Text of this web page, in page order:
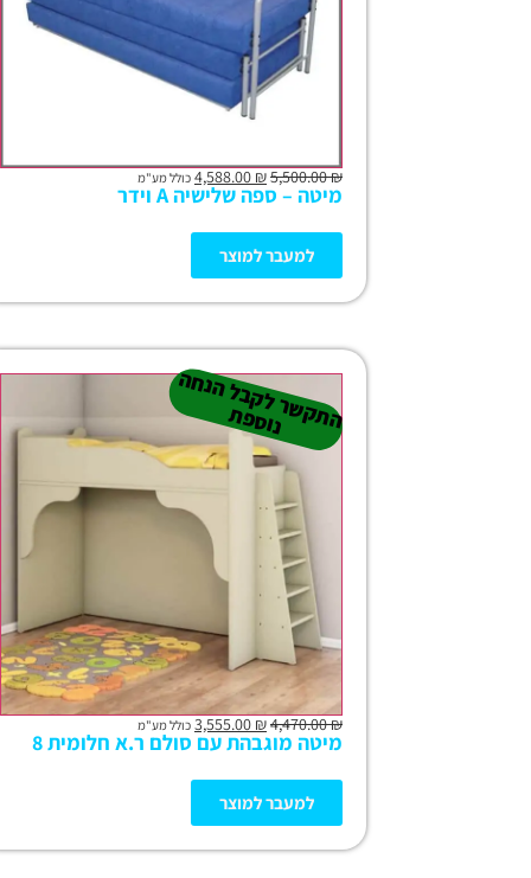
₪
5,500.00
₪ כולל מע"מ
מיטה – ספה שלישיה A וידר
למעבר למוצר
ה
ת
ק
ש
ר
ל
ק
ב
ל
הנ
ח
ה
נו
ס
פ
ת
₪
4,470.00
₪ כולל מע"מ
מיטה מוגבהת עם סולם ר.א חלומית 8
למעבר למוצר